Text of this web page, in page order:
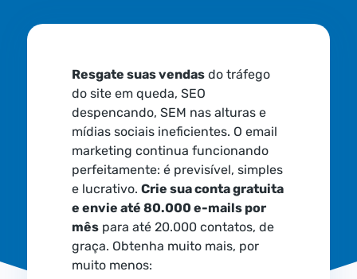
Resgate suas vendasdo tráfego
do site em queda, SEO
despencando, SEM nas alturas e
mídias sociais ineficientes. O email
marketing continua funcionando
perfeitamente: é previsível, simples
e lucrativo. Crie sua conta gratuita
e envie até 80.000 e-mails por
mêspara até 20.000 contatos, de
graça. Obtenha muito mais, por
muito menos: